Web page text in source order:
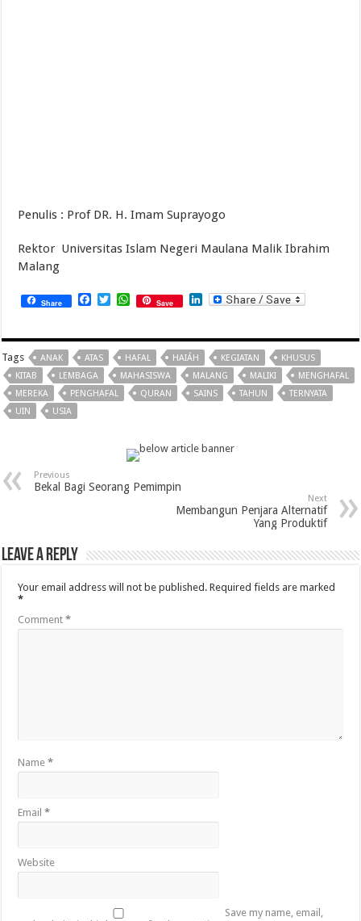
Penulis : Prof DR. H. Imam Suprayogo
Rektor Universitas Islam Negeri Maulana Malik Ibrahim
Malang
Share Facebook
TwitterWhatsApp
Save LinkedIn
Tags ANAK ATAS HAFAL HAIÁH KEGIATAN
KHUSUS
KITAB
LEMBAGA MAHASISWA MALANG MALIKI
MENGHAFAL
MEREKA
PENGHAFAL QURAN SAINS TAHUN
TERNYATA
UIN
USIA
Previous
Bekal Bagi Seorang Pemimpin
Next
Membangun Penjara Alternatif
Yang Produktif
Leave a Reply
Your email address will not be published. Required fields are marked
*
Comment*
Name*
Email*
Website
Save my name, email,